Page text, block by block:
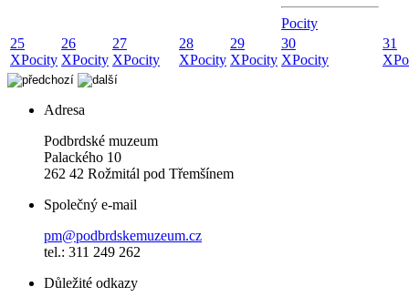
Pocity
25
XPocity
26
XPocity
27
XPocity
28
XPocity
29
XPocity
30
XPocity
31
X
Adresa
Podbrdské muzeum
Palackého 10
262 42 Rožmitál pod Třemšínem
Společný e-mail
pm@podbrdskemuzeum.cz
tel.: 311 249 262
Důležité odkazy